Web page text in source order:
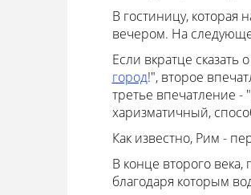
В гостиницу, которая
вечером. На
Если вкратце
город!", второе
третье впечатление
харизматичный,
Как известно, Рим -
В конце второго века,
благодаря которым